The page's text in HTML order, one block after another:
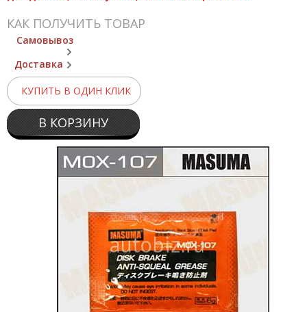
КАК ПОЛУЧИТЬ ТОВАР
Самовывоз
Доставка
КУПИТЬ В ОДИН КЛИК
В КОРЗИНУ